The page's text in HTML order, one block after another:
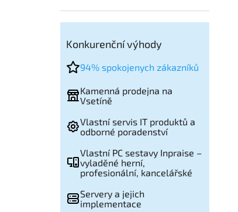
Konkurenční výhody
94% spokojenych zákazníků
Kamenná prodejna na
Vsetíně
Vlastní servis IT produktů a
odborné poradenství
Vlastní PC sestavy Inpraise –
vyladěné herní,
profesionální, kancelářské
Servery a jejich
implementace